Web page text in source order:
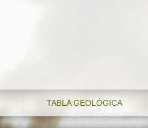
TABLA GEOLÓGICA